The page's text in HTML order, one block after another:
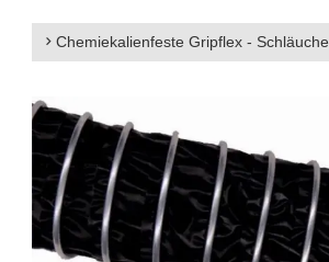
Chemiekalienfeste Gripflex - Schläuche